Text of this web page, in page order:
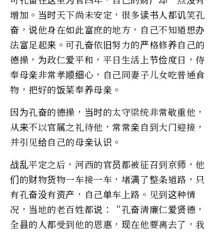
增加。当时天下尚未安定，很多读书人都讥笑孔
奋，说他身在如此富庶的地方，自己不知道想办
法富足起来。可孔奋依旧努力的严格修养自己的
德操，为政仁爱平和，平日生活上节俭度日，侍
奉母亲非常孝顺细心，自己同妻子儿女吃普通食
物，把好的饭菜奉养母亲。
因为孔奋的德操，当时的太守梁统非常敬重他，
从来不以官属之礼待他，常常亲自到大门迎接，
并引见给自己的母亲认识。
战乱平定之后，河西的官员都被征召到京师，他
们的财物货物一车接一车，堵满了整条道路，只
有孔奋没有资产，自己单车上路。见到这种情
况，当地的老百姓都说：“孔奋清廉仁爱贤德，
全县的人都受到他的恩惠，现在他要离去了，我